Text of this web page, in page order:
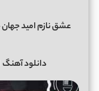
دانلود آهنگ